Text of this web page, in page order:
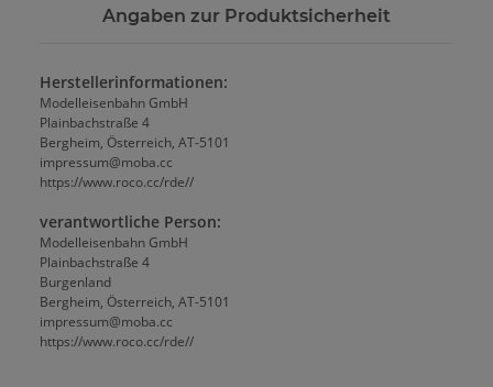
Angaben zur Produktsicherheit
Herstellerinformationen:
Modelleisenbahn GmbH
Plainbachstraße 4
Bergheim, Österreich, AT-5101
impressum@moba.cc
https://www.roco.cc/rde//
verantwortliche Person:
Modelleisenbahn GmbH
Plainbachstraße 4
Burgenland
Bergheim, Österreich, AT-5101
impressum@moba.cc
https://www.roco.cc/rde//